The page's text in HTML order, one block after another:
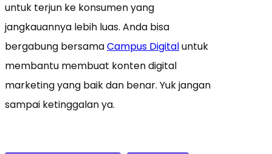
untuk terjun ke konsumen yang
jangkauannya lebih luas. Anda bisa
bergabung bersamaCampus Digitaluntuk
membantu membuat konten digital
marketing yang baik dan benar. Yuk jangan
sampai ketinggalan ya.